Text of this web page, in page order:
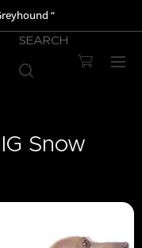
“
SEARCH
Snow